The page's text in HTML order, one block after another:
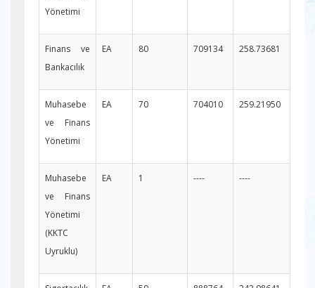
Yönetimi
Finans ve
Bankacılık
EA 80 709134 258.73681
Muhasebe
ve Finans
Yönetimi
EA 70 704010 259.21950
Muhasebe
ve Finans
Yönetimi
(KKTC
Uyruklu)
EA 1 ---- ----